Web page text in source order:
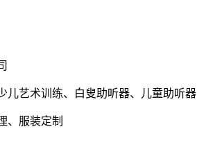
儿艺术训练、白叟助听器、儿童助听器
、服装定制